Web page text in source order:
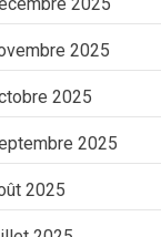
2025
2025
2025
2025